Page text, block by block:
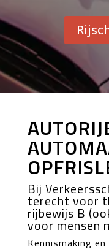
Bij
terecht voor
rijbewijs B
voor mensen
Kennismaking